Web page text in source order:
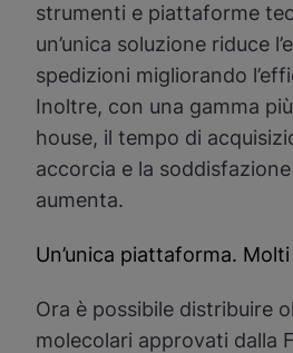
strumenti e piattaforme
un’unica soluzione riduce
spedizioni migliorando
Inoltre, con una gamma
house, il tempo di
accorcia e la
aumenta.
Un’unica piattaforma.
Ora è possibile distribuire
molecolari approvati dalla